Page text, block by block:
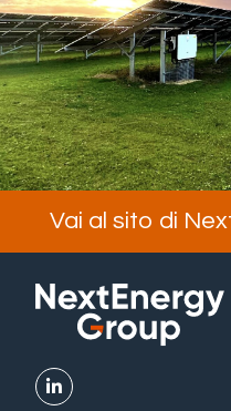
Vai al sito di